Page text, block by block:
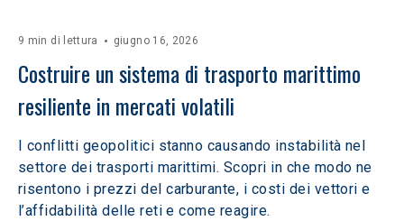
9 min di lettura giugno 16, 2026
Costruire un sistema di trasporto marittimo
resiliente in mercati volatili
I conflitti geopolitici stanno causando instabilità nel
settore dei trasporti marittimi. Scopri in che modo ne
risentono i prezzi del carburante, i costi dei vettori e
l’affidabilità delle reti e come reagire.